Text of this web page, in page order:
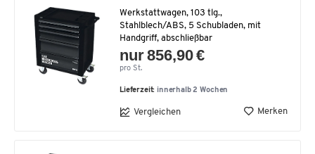
Werkstattwagen, 103 tlg.,
Stahlblech/ABS, 5 Schubladen, mit
Handgriff, abschließbar
nur 856,90 €
pro St.
Lieferzeit: innerhalb 2 Wochen
Vergleichen Merken